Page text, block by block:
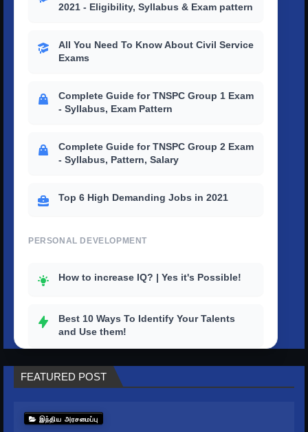
2021 - Eligibility, Syllabus & Exam pattern
All You Need To Know About Civil Service
Exams
Complete Guide for TNSPC Group 1 Exam
- Syllabus, Exam Pattern
Complete Guide for TNSPC Group 2 Exam
- Syllabus, Pattern, Salary
Top 6 High Demanding Jobs in 2021
PERSONAL DEVELOPMENT
How to increase IQ? | Yes it's Possible!
Best 10 Ways To Identify Your Talents
and Use them!
How to outstand others with a strong
personality?
Top 10 tips to improve your productivity
FEATURED POST
இந்திய அரசமைப்பு